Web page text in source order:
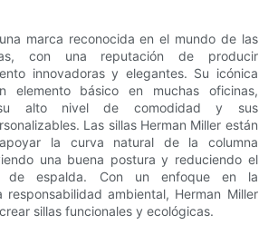
marca reconocida en el mundo de las
con una reputación de producir
innovadoras y elegantes. Su icónica
elemento básico en muchas oficinas,
alto nivel de comodidad y sus
Las sillas Herman Miller están
la curva natural de la columna
una buena postura y reduciendo el
de espalda. Con un enfoque en la
responsabilidad ambiental, Herman Miller
sillas funcionales y ecológicas.